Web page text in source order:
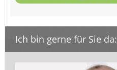
Ich bin gerne für Sie da: